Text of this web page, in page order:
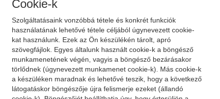
Cookie-k
Szolgáltatásaink vonzóbbá tétele és konkrét funkciók
használatának lehetővé tétele céljából úgynevezett cookie-
kat használunk. Ezek az Ön készülékén tárolt, apró
szövegfájlok. Egyes általunk használt cookie-k a böngésző
munkamenetének végén, vagyis a böngésző bezárásakor
törlődnek (úgynevezett munkamenet cookie-k). Más cookie-k
a készüléken maradnak és lehetővé teszik, hogy a következő
látogatáskor böngészője újra felismerje ezeket (állandó